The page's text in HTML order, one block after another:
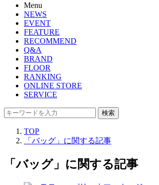
Menu
NEWS
EVENT
FEATURE
RECOMMEND
Q&A
BRAND
FLOOR
RANKING
ONLINE STORE
SERVICE
検索
TOP
「バッグ」に関する記事
「バッグ」に関する記事